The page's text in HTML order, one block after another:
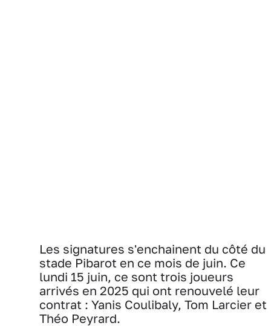
Les signatures s'enchainent du côté du
stade Pibarot en ce mois de juin. Ce
lundi 15 juin, ce sont trois joueurs
arrivés en 2025 qui ont renouvelé leur
contrat : Yanis Coulibaly, Tom Larcier et
Théo Peyrard.